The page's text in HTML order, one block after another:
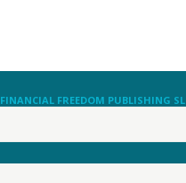
FINANCIAL FREEDOM PUBLISHING SL.